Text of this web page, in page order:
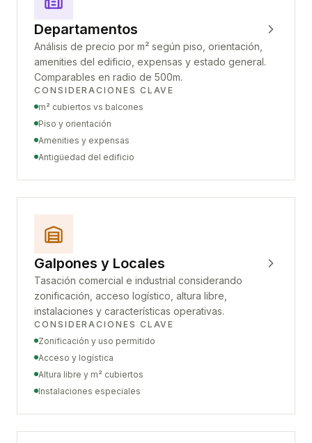
Departamentos
Análisis de precio por m² según piso, orientación,
amenities del edificio, expensas y estado general.
Comparables en radio de 500m.
CONSIDERACIONES CLAVE
m² cubiertos vs balcones
Piso y orientación
Amenities y expensas
Antigüedad del edificio
Galpones y Locales
Tasación comercial e industrial considerando
zonificación, acceso logístico, altura libre,
instalaciones y características operativas.
CONSIDERACIONES CLAVE
Zonificación y uso permitido
Acceso y logística
Altura libre y m² cubiertos
Instalaciones especiales